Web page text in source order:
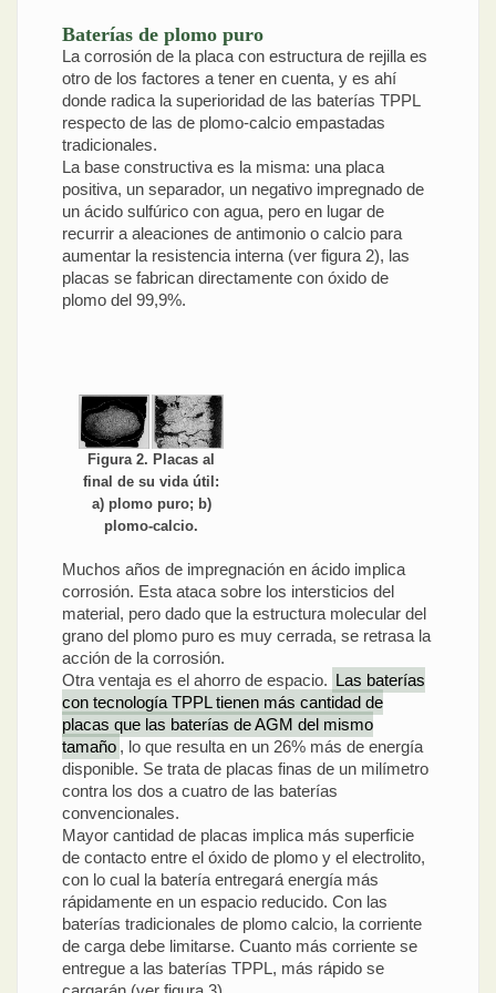
Baterías de plomo puro
La corrosión de la placa con estructura de rejilla es
otro de los factores a tener en cuenta, y es ahí
donde radica la superioridad de las baterías TPPL
respecto de las de plomo-calcio empastadas
tradicionales.
La base constructiva es la misma: una placa
positiva, un separador, un negativo impregnado de
un ácido sulfúrico con agua, pero en lugar de
recurrir a aleaciones de antimonio o calcio para
aumentar la resistencia interna (ver figura 2), las
placas se fabrican directamente con óxido de
plomo del 99,9%.
Figura 2. Placas al
final de su vida útil:
a) plomo puro; b)
plomo-calcio.
Muchos años de impregnación en ácido implica
corrosión. Esta ataca sobre los intersticios del
material, pero dado que la estructura molecular del
grano del plomo puro es muy cerrada, se retrasa la
acción de la corrosión.
Otra ventaja es el ahorro de espacio. Las baterías
con tecnología TPPL tienen más cantidad de
placas que las baterías de AGM del mismo
tamaño , lo que resulta en un 26% más de energía
disponible. Se trata de placas finas de un milímetro
contra los dos a cuatro de las baterías
convencionales.
Mayor cantidad de placas implica más superficie
de contacto entre el óxido de plomo y el electrolito,
con lo cual la batería entregará energía más
rápidamente en un espacio reducido. Con las
baterías tradicionales de plomo calcio, la corriente
de carga debe limitarse. Cuanto más corriente se
entregue a las baterías TPPL, más rápido se